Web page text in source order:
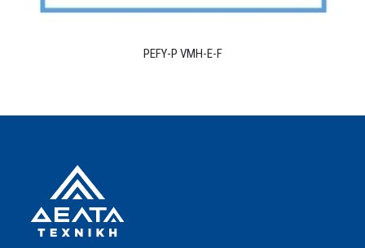
PEFY-P VMH-E-F